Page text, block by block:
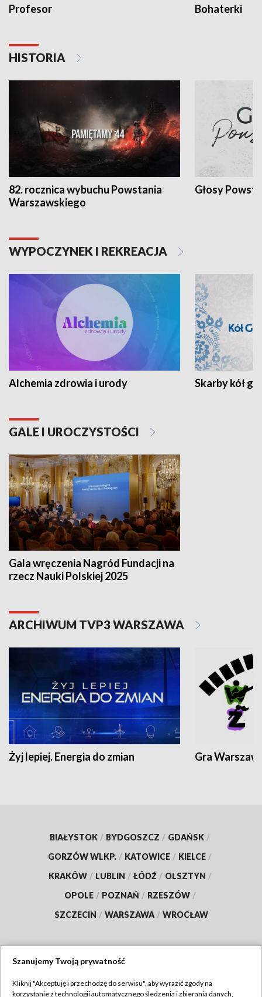
Profesor Bohaterki
HISTORIA
82. rocznica wybuchu Powstania
Warszawskiego
Głosy
WYPOCZYNEK I REKREACJA
Alchemia zdrowia i urody Skarby kół
GALE I UROCZYSTOŚCI
Gala wręczenia Nagród Fundacji na
rzecz Nauki Polskiej 2025
ARCHIWUM TVP3 WARSZAWA
Żyj lepiej. Energia do zmian Gra
BIAŁYSTOK / BYDGOSZCZ / GDAŃSK /
GORZÓW WLKP. / KATOWICE / KIELCE /
KRAKÓW / LUBLIN / ŁÓDŹ / OLSZTYN /
OPOLE / POZNAŃ / RZESZÓW /
SZCZECIN / WARSZAWA / WROCŁAW
Szanujemy Twoją prywatność
Kliknij "Akceptuję i przechodzę do serwisu", aby wyrazić zgody na
korzystanie z technologii automatycznego śledzenia i zbierania danych,